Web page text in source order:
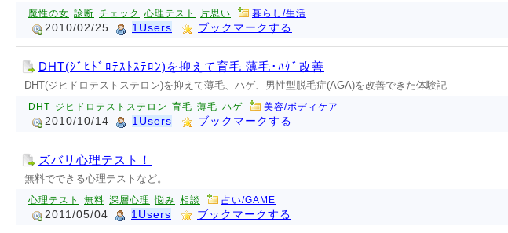
魔性の女 診断 チェック 心理テスト 片思い 暮らし/生活
2010/02/25 1Users ブックマークする
DHT(ｼﾞﾋﾄﾞﾛﾃｽﾄｽﾃﾛﾝ)を抑えて育毛 薄毛･ﾊｹﾞ改善
DHT(ジヒドロテストステロン)を抑えて薄毛、ハゲ、男性型脱毛症(AGA)を改善できた体験記
DHT ジヒドロテストステロン 育毛 薄毛 ハゲ 美容/ボディケア
2010/10/14 1Users ブックマークする
ズバリ心理テスト！
無料でできる心理テストなど。
心理テスト 無料 深層心理 悩み 相談 占い/GAME
2011/05/04 1Users ブックマークする